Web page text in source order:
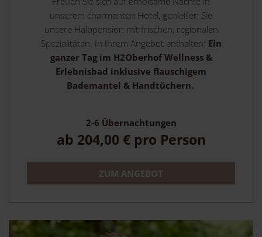
unserem charmanten Hotel, genießen Sie
unsere Halbpension mit frischen, regionalen
Spezialitäten. In Ihrem Angebot enthalten: Ein
ganzer Tag im H2Oberhof Wellness &
Erlebnisbad inklusive flauschigem
Bademantel & Handtüchern.
2-6 Übernachtungen
ab 204,00 € pro Person
ZUM ANGEBOT